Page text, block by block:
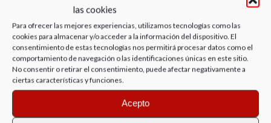
las cookies
Para ofrecer las mejores experiencias, utilizamos tecnologías como las
cookies para almacenar y/o acceder a la información del dispositivo. El
consentimiento de estas tecnologías nos permitirá procesar datos como el
comportamiento de navegación o las identificaciones únicas en este sitio.
No consentir o retirar el consentimiento, puede afectar negativamente a
ciertas características y funciones.
Acepto
Luiyo V.
Pablo M.
Servicios